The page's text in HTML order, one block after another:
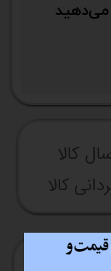
می‌دهید
کالا
کالا